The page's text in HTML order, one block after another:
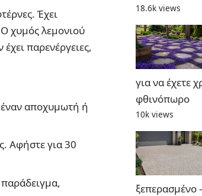
Έχει
Ο χυμός λεμονιού
παρενέργειες,
έναν αποχυμωτή ή
Αφήστε για 30
παράδειγμα,
18.6k views
για να έχετε
φθινόπωρο
10k views
ξεπερασμένο